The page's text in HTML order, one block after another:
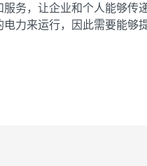
务，让企业和个人能够传
电力来运行，因此需要能